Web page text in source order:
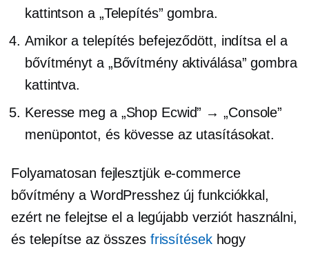
kattintson a „Telepítés” gombra.
Amikor a telepítés befejeződött, indítsa el a
bővítményt a „Bővítmény aktiválása” gombra
kattintva.
Keresse meg a „Shop Ecwid” → „Console”
menüpontot, és kövesse az utasításokat.
Folyamatosan fejlesztjük e-commerce
bővítmény a WordPresshez új funkciókkal,
ezért ne felejtse el a legújabb verziót használni,
és telepítse az összes frissítésekhogy